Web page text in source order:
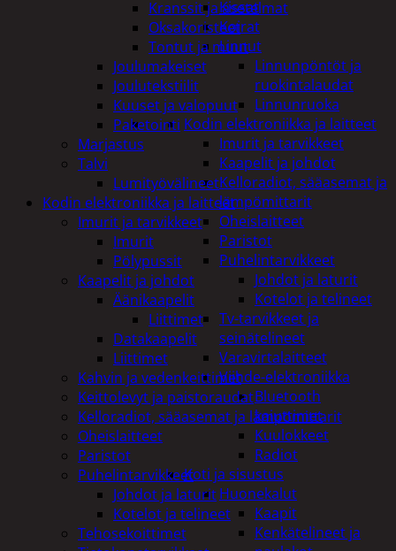
Kissat
Koirat
Linnut
Linnunpöntöt ja
ruokintalaudat
Linnunruoka
Kodin elektroniikka ja laitteet
Imurit ja tarvikkeet
Kaapelit ja johdot
Kelloradiot, sääasemat ja
lämpömittarit
Oheislaitteet
Paristot
Puhelintarvikkeet
Johdot ja laturit
Kotelot ja telineet
Tv-tarvikkeet ja
seinätelineet
Varavirtalaitteet
Viihde-elektroniikka
Bluetooth
kaiuttimet
Kuulokkeet
Radiot
Koti ja sisustus
Huonekalut
Kaapit
Kenkätelineet ja
Kranssit ja asetelmat
Oksakoristeet
Tontut ja muut
Joulumakeiset
Joulutekstiilit
Kuuset ja valopuut
Paketointi
Marjastus
Talvi
Lumityövälineet
Kodin elektroniikka ja laitteet
Imurit ja tarvikkeet
Imurit
Pölypussit
Kaapelit ja johdot
Äänikaapelit
Liittimet
Datakaapelit
Liittimet
Kahvin ja vedenkeittimet
Keittolevyt ja paistoraudat
Kelloradiot, sääasemat ja lämpömittarit
Oheislaitteet
Paristot
Puhelintarvikkeet
Johdot ja laturit
Kotelot ja telineet
Tehosekoittimet